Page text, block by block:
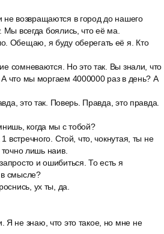
возвращаются в город до нашего
всегда боялись, что её ма.
Обещаю, я буду оберегать её я. Кто
сомневаются. Но это так. Вы знали, что
что мы моргаем 4000000 раз в день? А
это так. Поверь. Правда, это правда.
когда мы с тобой?
встречного. Стой, что, чокнутая, ты не
лишь наив.
и ошибиться. То есть я
смысле?
ух ты, да.
Я не знаю, что это такое, но мне не